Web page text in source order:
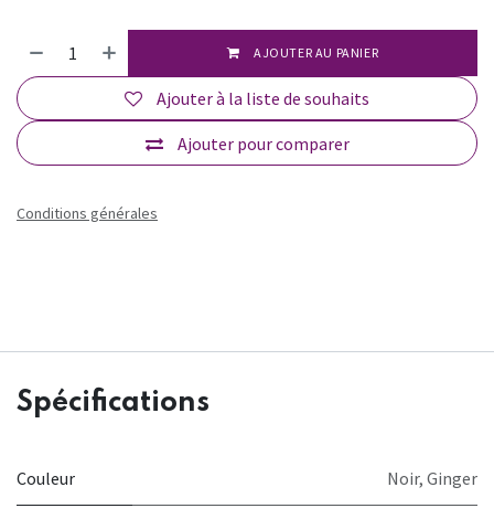
AJOUTER AU PANIER
Ajouter pour comparer
Ajouter à la liste de souhaits
Conditions générales
Spécifications
Couleur Noir, Ginger